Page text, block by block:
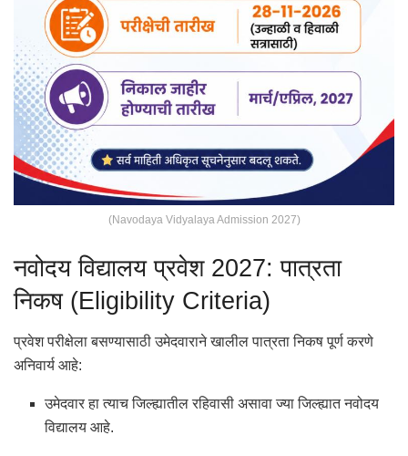
(Navodaya Vidyalaya Admission 2027)
नवोदय विद्यालय प्रवेश 2027: पात्रता
निकष (Eligibility Criteria)
प्रवेश परीक्षेला बसण्यासाठी उमेदवाराने खालील पात्रता निकष पूर्ण करणे
अनिवार्य आहे:
उमेदवार हा त्याच जिल्ह्यातील रहिवासी असावा ज्या जिल्ह्यात नवोदय
विद्यालय आहे.